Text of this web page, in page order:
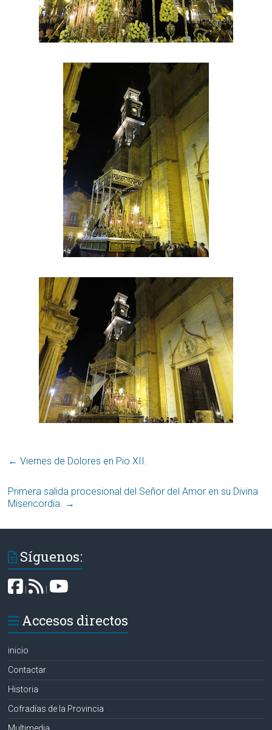
← Viernes de Dolores en Pio XII.
Primera salida procesional del Señor del Amor en su Divina
Misericordia. →
Síguenos:
|
Accesos directos
inicio
Contactar
Historia
Cofradías de la Provincia